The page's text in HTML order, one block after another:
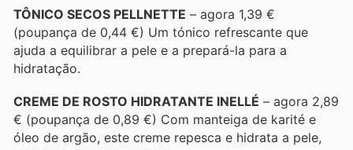
TÔNICO SECOS PELLNETTE – agora 1,39 €
(poupança de 0,44 €) Um tónico refrescante que
ajuda a equilibrar a pele e a prepará-la para a
hidratação.
CREME DE ROSTO HIDRATANTE INELLÉ – agora 2,89
€ (poupança de 0,89 €) Com manteiga de karité e
óleo de argão, este creme repesca e hidrata a pele,